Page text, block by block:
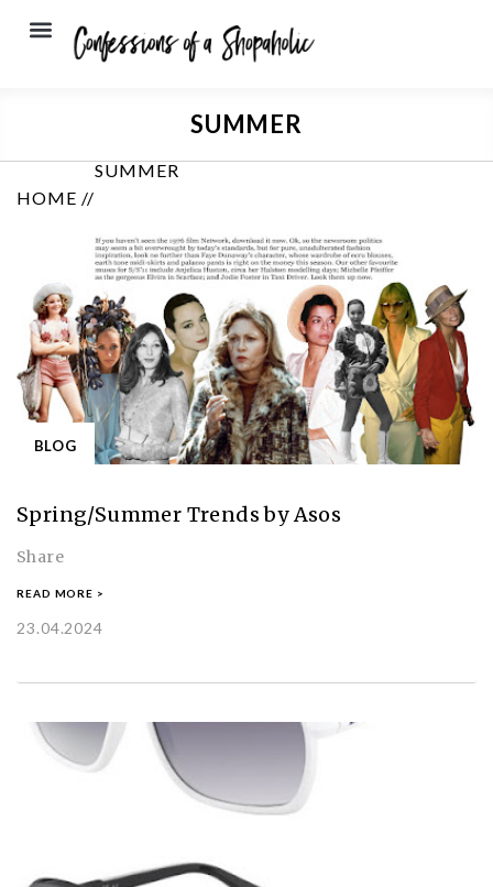
SUMMER
HOME //
SUMMER
BLOG
Spring/Summer Trends by Asos
Share
READ MORE >
23.04.2024